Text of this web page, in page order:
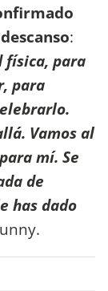
:
física, para
para
Vamos al
mí. Se
de
has dado